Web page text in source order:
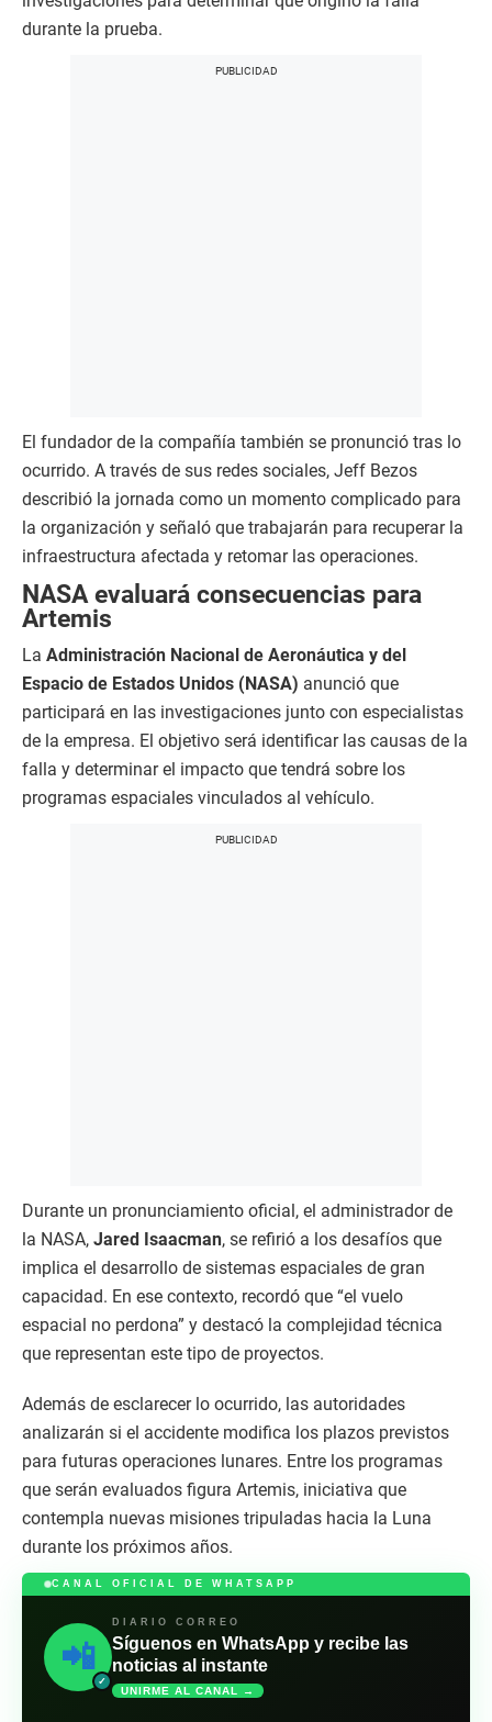
durante la prueba.
El fundador de la compañía también se pronunció tras lo
ocurrido. A través de sus redes sociales, Jeff Bezos
describió la jornada como un momento complicado para
la organización y señaló que trabajarán para recuperar la
infraestructura afectada y retomar las operaciones.
NASA evaluará consecuencias para
Artemis
La Administración Nacional de Aeronáutica y del
Espacio de Estados Unidos (NASA) anunció que
participará en las investigaciones junto con especialistas
de la empresa. El objetivo será identificar las causas de la
falla y determinar el impacto que tendrá sobre los
programas espaciales vinculados al vehículo.
Durante un pronunciamiento oficial, el administrador de
la NASA, Jared Isaacman, se refirió a los desafíos que
implica el desarrollo de sistemas espaciales de gran
capacidad. En ese contexto, recordó que “el vuelo
espacial no perdona” y destacó la complejidad técnica
que representan este tipo de proyectos.
Además de esclarecer lo ocurrido, las autoridades
analizarán si el accidente modifica los plazos previstos
para futuras operaciones lunares. Entre los programas
que serán evaluados figura Artemis, iniciativa que
contempla nuevas misiones tripuladas hacia la Luna
durante los próximos años.
CANAL OFICIAL DE WHATSAPP
📲
✓
DIARIO CORREO
Síguenos en WhatsApp y recibe las
noticias al instante
UNIRME AL CANAL →